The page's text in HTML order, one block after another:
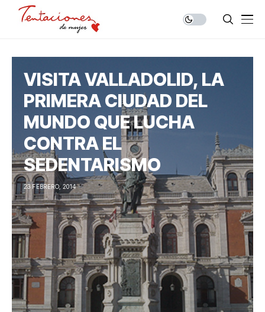
VISITA VALLADOLID, LA
PRIMERA CIUDAD DEL
MUNDO QUE LUCHA
CONTRA EL
SEDENTARISMO
23 FEBRERO, 2014